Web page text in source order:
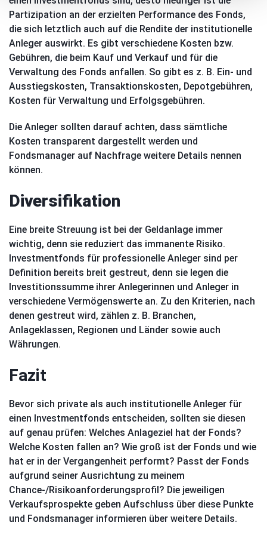
Partizipation an der erzielten Performance des Fonds,
die sich letztlich auch auf die Rendite der institutionelle
Anleger auswirkt. Es gibt verschiedene Kosten bzw.
Gebühren, die beim Kauf und Verkauf und für die
Verwaltung des Fonds anfallen. So gibt es z. B. Ein- und
Ausstiegskosten, Transaktionskosten, Depotgebühren,
Kosten für Verwaltung und Erfolgsgebühren.
Die Anleger sollten darauf achten, dass sämtliche
Kosten transparent dargestellt werden und
Fondsmanager auf Nachfrage weitere Details nennen
können.
Diversifikation
Eine breite Streuung ist bei der Geldanlage immer
wichtig, denn sie reduziert das immanente Risiko.
Investmentfonds für professionelle Anleger sind per
Definition bereits breit gestreut, denn sie legen die
Investitionssumme ihrer Anlegerinnen und Anleger in
verschiedene Vermögenswerte an. Zu den Kriterien, nach
denen gestreut wird, zählen z. B. Branchen,
Anlageklassen, Regionen und Länder sowie auch
Währungen.
Fazit
Bevor sich private als auch institutionelle Anleger für
einen Investmentfonds entscheiden, sollten sie diesen
auf genau prüfen: Welches Anlageziel hat der Fonds?
Welche Kosten fallen an? Wie groß ist der Fonds und wie
hat er in der Vergangenheit performt? Passt der Fonds
aufgrund seiner Ausrichtung zu meinem
Chance-/Risikoanforderungsprofil? Die jeweiligen
Verkaufsprospekte geben Aufschluss über diese Punkte
und Fondsmanager informieren über weitere Details.